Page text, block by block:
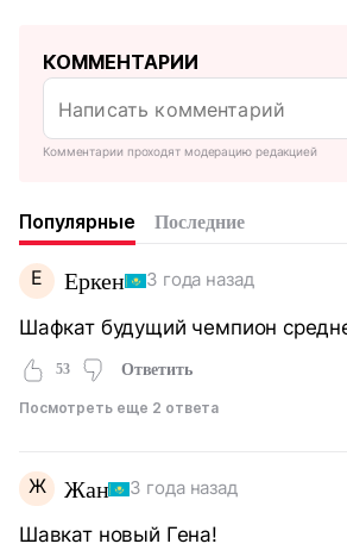
КОММЕНТАРИИ
Комментарии проходят модерацию редакцией
Популярные Последние
Е Еркен 3 года назад
Шафкат будущий чемпион
53 Ответить
Посмотреть еще 2 ответа
Ж Жан 3 года назад
Шавкат новый Гена!